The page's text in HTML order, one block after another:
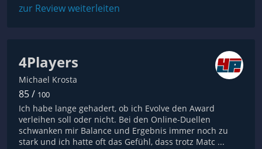
zur Review weiterleiten
4Players
Michael Krosta
85 / 100
Ich habe lange gehadert, ob ich Evolve den Award
verleihen soll oder nicht. Bei den Online-Duellen
schwanken mir Balance und Ergebnis immer noch zu
stark und ich hatte oft das Gefühl, dass trotz Matc ...